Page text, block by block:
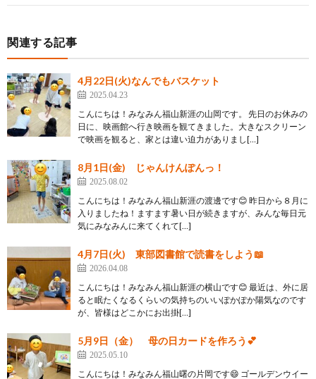
関連する記事
4月22日(火)なんでもバスケット
2025.04.23
こんにちは！みなみん福山新涯の山岡です。 先日のお休みの
日に、映画館へ行き映画を観てきました。大きなスクリーン
で映画を観ると、家とは違い迫力がありまし[…]
8月1日(金) じゃんけんぽんっ！
2025.08.02
こんにちは！みなみん福山新涯の渡邊です😊 昨日から８月に
入りましたね！ますます暑い日が続きますが、みんな毎日元
気にみなみんに来てくれて[…]
4月7日(火) 東部図書館で読書をしよう📖
2026.04.08
こんにちは！みなみん福山新涯の横山です😊 最近は、外に居
ると眠たくなるくらいの気持ちのいいぽかぽか陽気なのです
が、皆様はどこかにお出掛[…]
5月9日（金） 母の日カードを作ろう💕
2025.05.10
こんにちは！みなみん福山曙の片岡です😄 ゴールデンウイー